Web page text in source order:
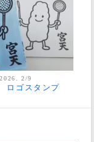
2026. 2/9
ロゴスタンプ